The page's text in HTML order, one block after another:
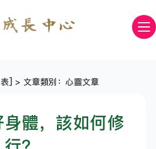
] > 文章類別：心靈文章
體，該如何修